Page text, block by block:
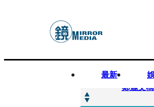
最新
快訊
鄭麗文